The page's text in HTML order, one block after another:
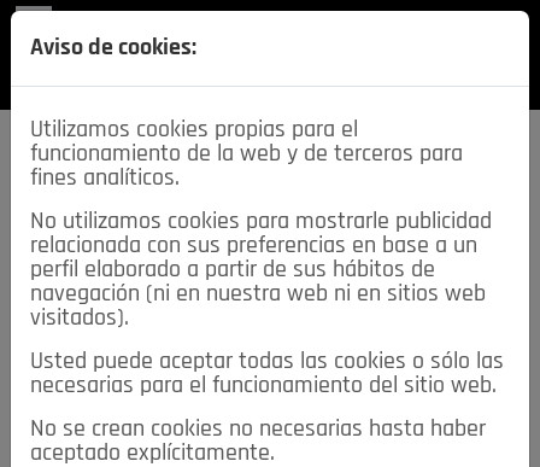
SECCIONES
descarga esta
REVISTA
≡NOTICIAS
NOTICIAS SERVICIOS DE INTERÉS
Aviso de cookies:
Utilizamos cookies propias para el
funcionamiento de la web y de terceros para
fines analíticos.
No utilizamos cookies para mostrarle publicidad
relacionada con sus preferencias en base a un
perfil elaborado a partir de sus hábitos de
navegación (ni en nuestra web ni en sitios web
visitados).
Usted puede aceptar todas las cookies o sólo las
necesarias para el funcionamiento del sitio web.
No se crean cookies no necesarias hasta haber
aceptado explícitamente.